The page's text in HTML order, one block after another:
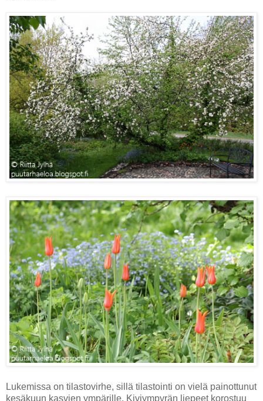
Lukemissa on tilastovirhe, sillä tilastointi on vielä painottunut
kesäkuun kasvien ympärille. Kiviympyrän liepeet korostuu